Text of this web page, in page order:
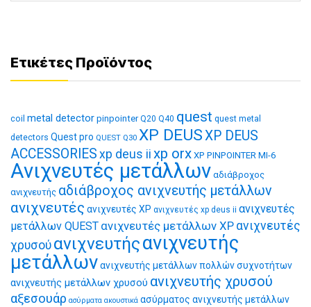
Ετικέτες Προϊόντος
coil metal detector pinpointer Q20 Q40 quest quest metal
detectors Quest pro QUEST Q30 XP DEUSXP DEUS
ACCESSORIES xp deus ii xp orx XP PINPOINTER MI-6
Ανιχνευτές μετάλλων αδιάβροχος
ανιχνευτής αδιάβροχος ανιχνευτής μετάλλων
ανιχνευτές ανιχνευτές XP ανιχνευτές xp deus ii ανιχνευτές
μετάλλων QUEST ανιχνευτές μετάλλων XP ανιχνευτές
χρυσού ανιχνευτήςανιχνευτής
μετάλλωνανιχνευτής μετάλλων πολλών συχνοτήτων
ανιχνευτής μετάλλων χρυσού ανιχνευτής χρυσού
αξεσουάρ ασύρματα ακουστικά ασύρματος ανιχνευτής μετάλλων